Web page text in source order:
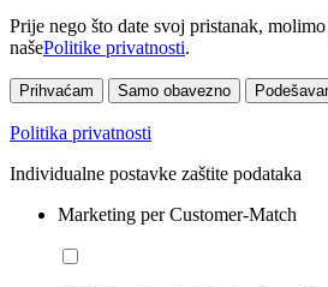
Prije nego što date svoj pristanak,
našePolitike privatnosti.
Prihvaćam Samo obavezno
Politika privatnosti
Individualne postavke zaštite podataka
Marketing per Customer-Match